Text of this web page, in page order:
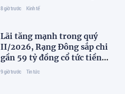
8 giờ trước Kinh tế
Lãi tăng mạnh trong quý
II/2026, Rạng Đông sắp chi
gần 59 tỷ đồng cổ tức tiền
mặt
9 giờ trước Tin tức